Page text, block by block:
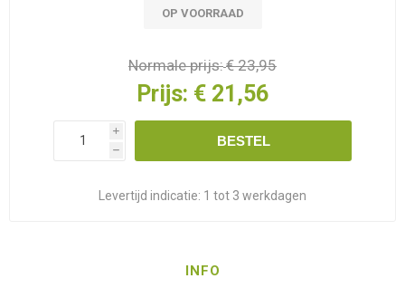
OP VOORRAAD
Normale prijs:€ 23,95
Prijs: € 21,56
i
h
BESTEL
Levertijd indicatie: 1 tot 3 werkdagen
INFO